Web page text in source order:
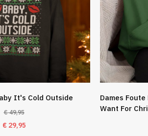
It's Cold Outside
€49,95
Oorspronkelijke
€29,95Huidige
Dames
Want For